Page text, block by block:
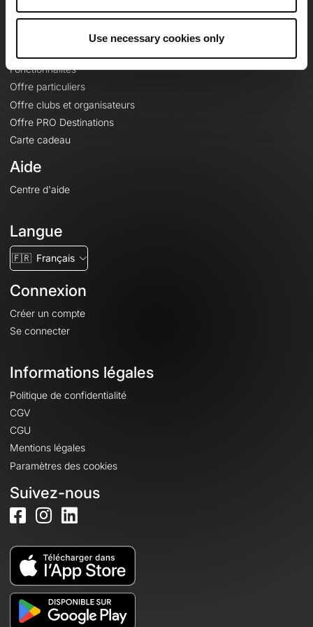
Use necessary cookies only
Fonctionnalités
Offre particuliers
Offre clubs et organisateurs
Offre PRO Destinations
Carte cadeau
Aide
Centre d'aide
Langue
🇫🇷 Français
Connexion
Créer un compte
Se connecter
Informations légales
Politique de confidentialité
CGV
CGU
Mentions légales
Paramètres des cookies
Suivez-nous